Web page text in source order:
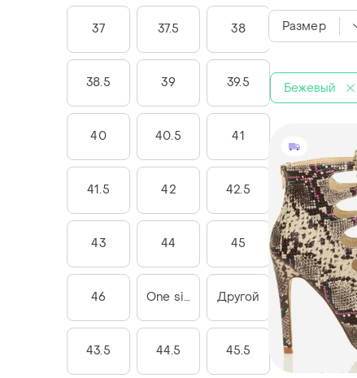
Бежевый
Размер
37 37.5 38
38.5 39 39.5
40 40.5 41
41.5 42 42.5
43 44 45
46 One size Другой
43.5 44.5 45.5